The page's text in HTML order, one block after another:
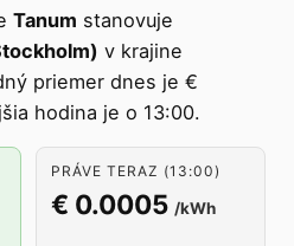
Tanum stanovuje
v krajine
priemer dnes je €
hodina je o 13:00.
PRÁVE TERAZ (13:00)
€ 0.0005 /kWh